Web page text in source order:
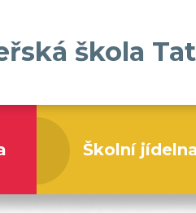
škola
Školní